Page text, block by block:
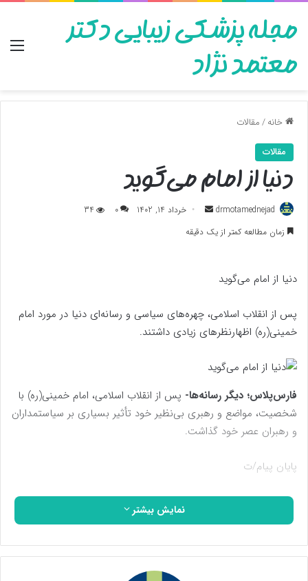
مجله پزشکی زیبایی دکتر
معتمد نژاد
خانه/مقالات
مقالات
دنیا از امام می‌گوید
drmotamednejad
ارسال خرداد 14, 1402 0
34
زمان مطالعه کمتر از یک دقیقه
دنیا از امام می‌گوید
پس از انقلاب اسلامی، چهره‌های سیاسی و رسانه‌ای دنیا در مورد امام
خمینی(ره) اظهارنظرهای زیادی داشتند.
فارس‌پلاس؛ دیگر رسانه‌ها- پس از انقلاب اسلامی، امام خمینی(ره) با
شخصیت، مواضع و رهبری بی‌نظیر خود تأثیر بسیاری بر سیاستمداران
و رهبران عصر خود گذاشت.
پایان پیام/ت
نمایش بیشتر